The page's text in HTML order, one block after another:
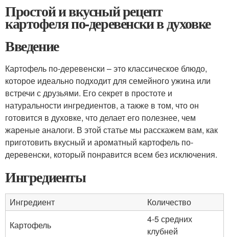
Простой и вкусный рецепт
картофеля по-деревенски в духовке
Введение
Картофель по-деревенски – это классическое блюдо,
которое идеально подходит для семейного ужина или
встречи с друзьями. Его секрет в простоте и
натуральности ингредиентов, а также в том, что он
готовится в духовке, что делает его полезнее, чем
жареные аналоги. В этой статье мы расскажем вам, как
приготовить вкусный и ароматный картофель по-
деревенски, который понравится всем без исключения.
Ингредиенты
Ингредиент
Количество
Картофель
4-5 средних
клубней